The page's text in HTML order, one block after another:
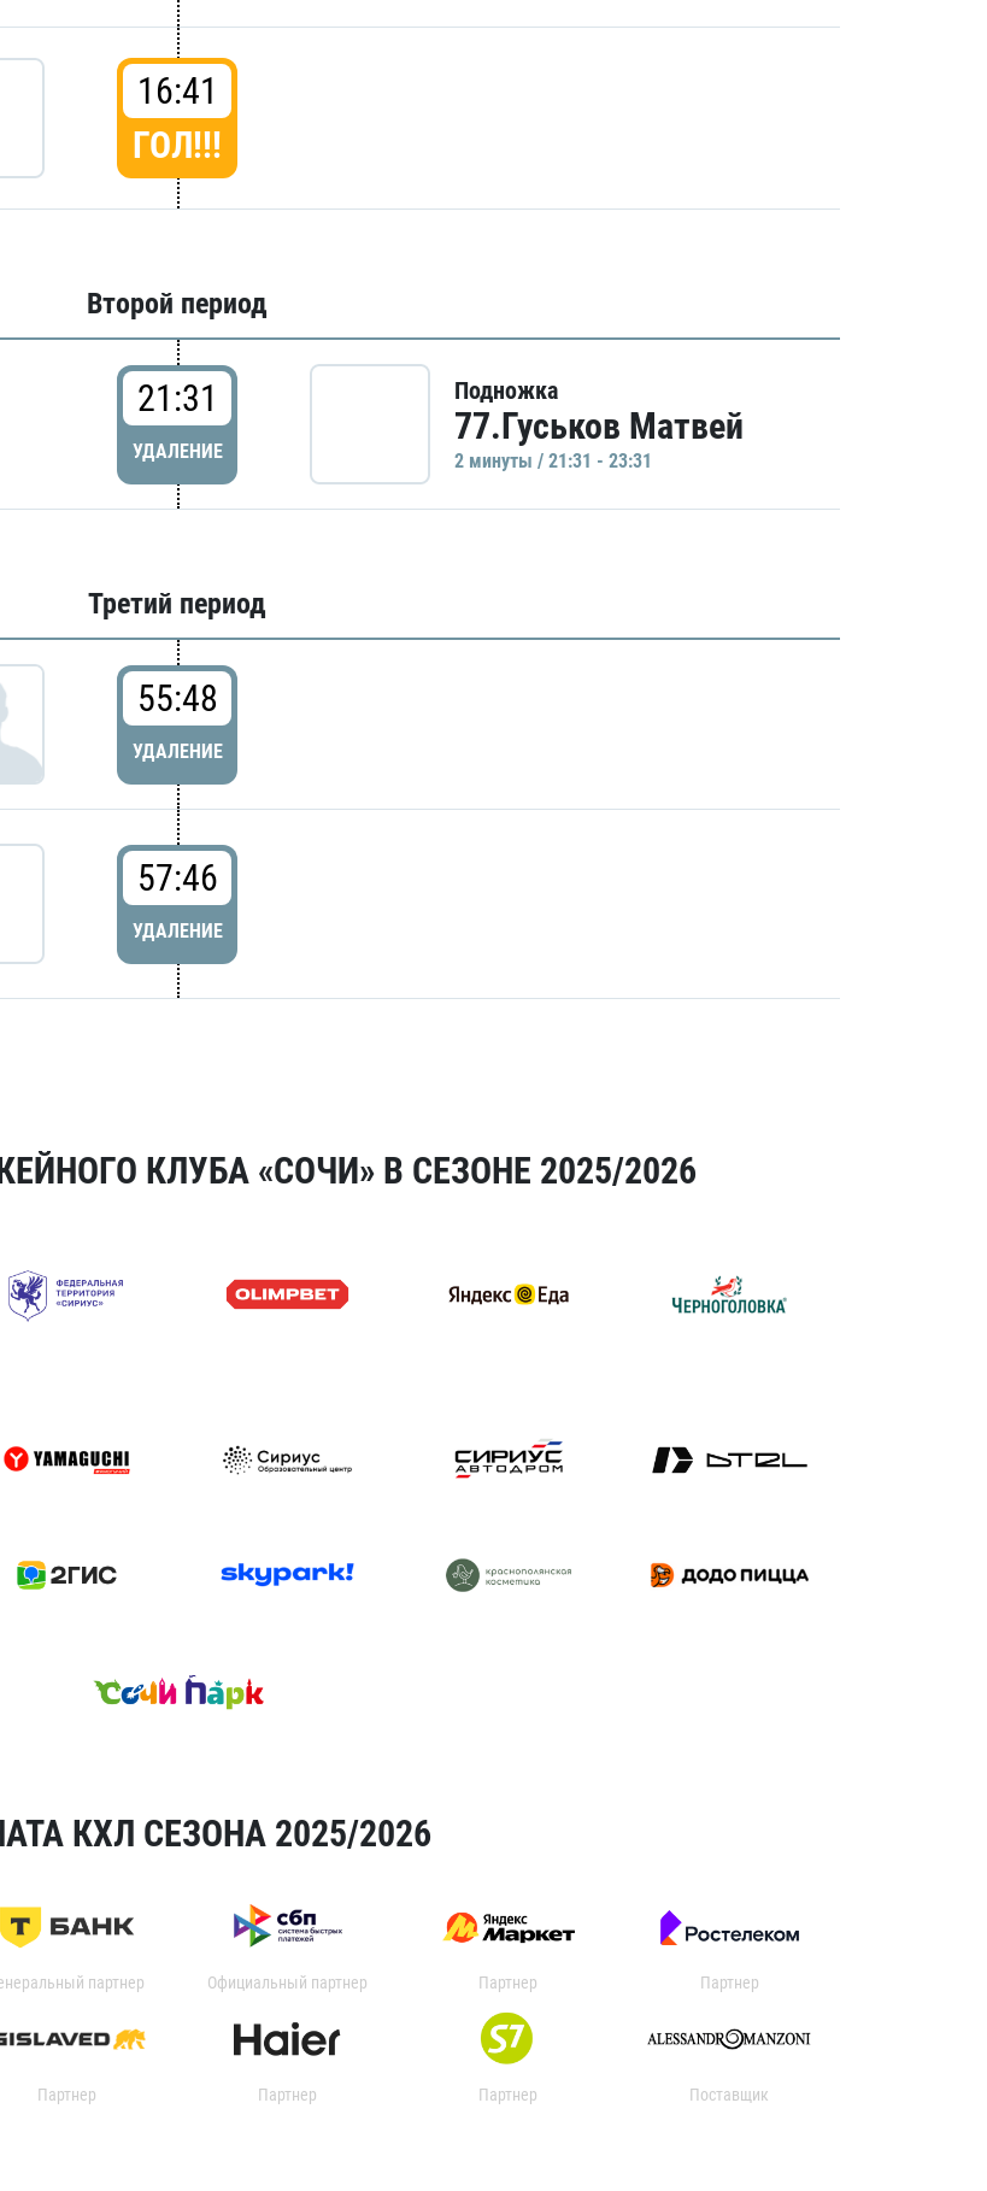
16:41
ГОЛ!!!
Второй период
21:31
УДАЛЕНИЕ
Подножка
77.Гуськов Матвей
2 минуты / 21:31 - 23:31
Третий период
55:48
УДАЛЕНИЕ
57:46
УДАЛЕНИЕ
КЛУБА «СОЧИ» В СЕЗОНЕ 2025/2026
КХЛ СЕЗОНА 2025/2026
партнер Официальный партнер Партнер Партнер
Партнер Партнер Партнер Поставщик